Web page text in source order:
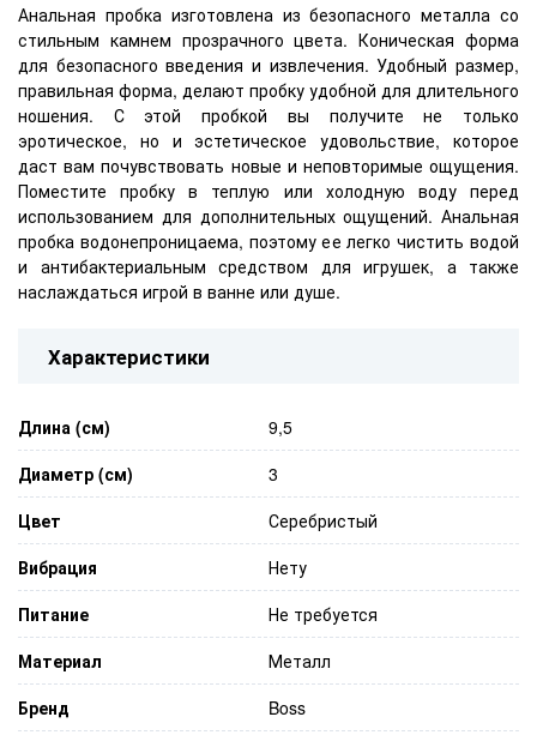
Анальная пробка изготовлена из безопасного металла со
стильным камнем прозрачного цвета. Коническая форма
для безопасного введения и извлечения. Удобный размер,
правильная форма, делают пробку удобной для длительного
ношения. С этой пробкой вы получите не только
эротическое, но и эстетическое удовольствие, которое
даст вам почувствовать новые и неповторимые ощущения.
Поместите пробку в теплую или холодную воду перед
использованием для дополнительных ощущений. Анальная
пробка водонепроницаема, поэтому ее легко чистить водой
и антибактериальным средством для игрушек, а также
наслаждаться игрой в ванне или душе.
Характеристики
Длина (см)
9,5
Диаметр (см)
3
Цвет
Серебристый
Вибрация
Нету
Питание
Не требуется
Материал
Металл
Бренд
Boss